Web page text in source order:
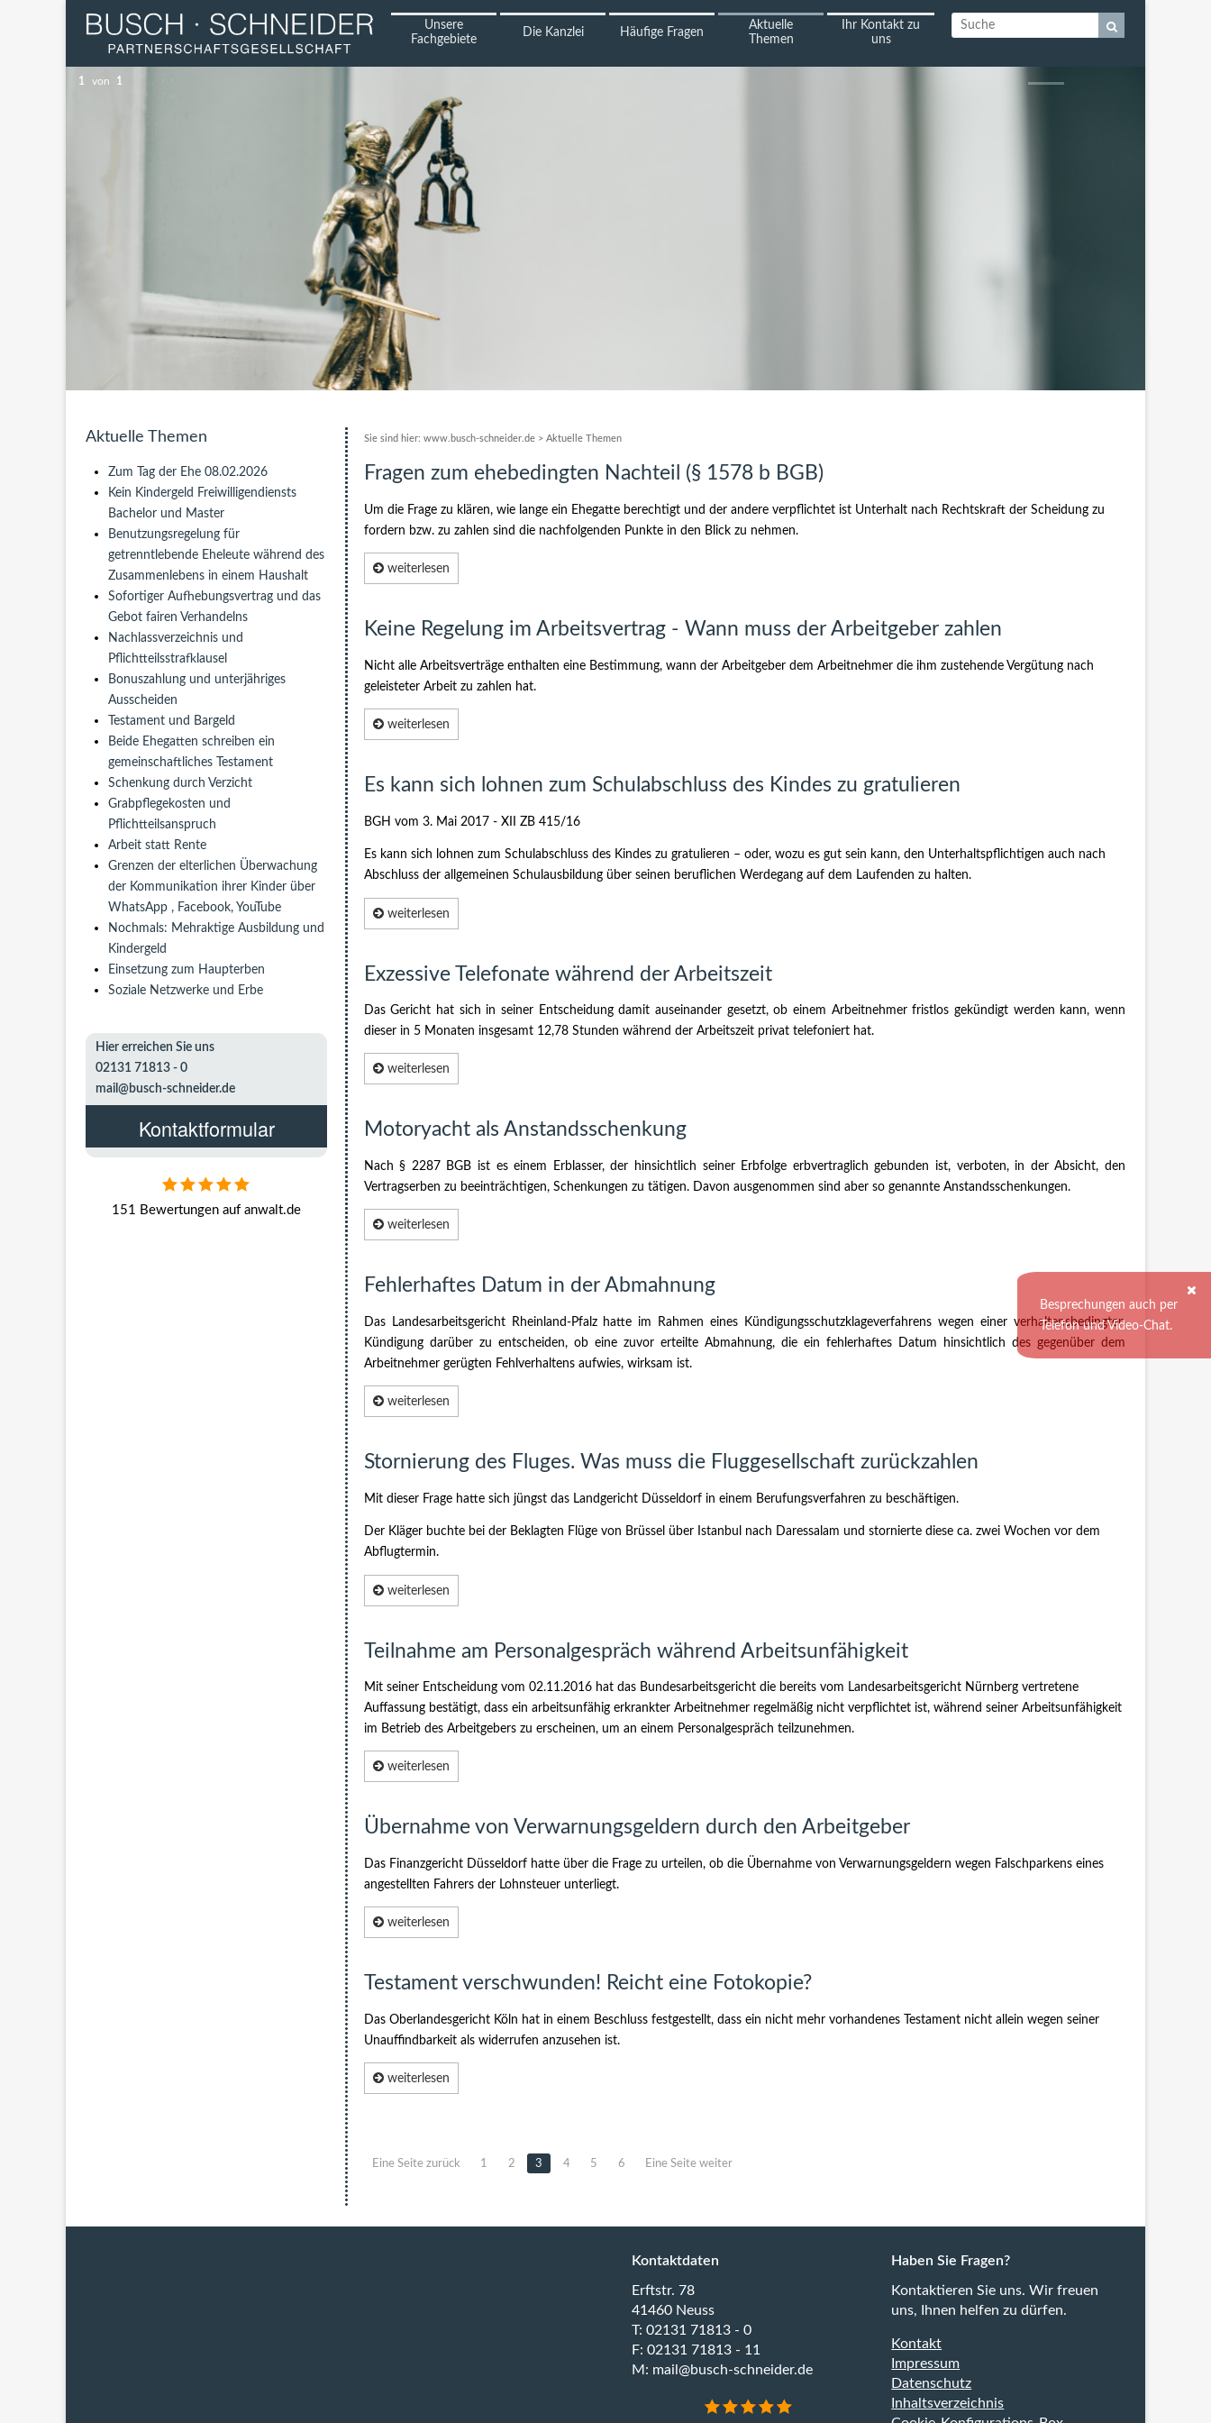
Unsere
Fachgebiete
Die Kanzlei Häufige Fragen
Aktuelle
Themen
Ihr Kontakt zu
uns
1 von 1
Aktuelle Themen
Zum Tag der Ehe 08.02.2026
Kein Kindergeld Freiwilligendiensts
Bachelor und Master
Benutzungsregelung für
getrenntlebende Eheleute während des
Zusammenlebens in einem Haushalt
Sofortiger Aufhebungsvertrag und das
Gebot fairen Verhandelns
Nachlassverzeichnis und
Pflichtteilsstrafklausel
Bonuszahlung und unterjähriges
Ausscheiden
Testament und Bargeld
Beide Ehegatten schreiben ein
gemeinschaftliches Testament
Schenkung durch Verzicht
Grabpflegekosten und
Pflichtteilsanspruch
Arbeit statt Rente
Grenzen der elterlichen Überwachung
der Kommunikation ihrer Kinder über
WhatsApp , Facebook, YouTube
Nochmals: Mehraktige Ausbildung und
Kindergeld
Einsetzung zum Haupterben
Soziale Netzwerke und Erbe
Hier erreichen Sie uns
02131 71813 - 0
mail@busch-schneider.de
Kontaktformular
151 Bewertungen auf anwalt.de
Sie sind hier: www.busch-schneider.de > Aktuelle Themen
Fragen zum ehebedingten Nachteil (§ 1578 b BGB)
Um die Frage zu klären, wie lange ein Ehegatte berechtigt und der andere verpflichtet ist Unterhalt nach Rechtskraft der Scheidung zu
fordern bzw. zu zahlen sind die nachfolgenden Punkte in den Blick zu nehmen.
weiterlesen
Keine Regelung im Arbeitsvertrag - Wann muss der Arbeitgeber zahlen
Nicht alle Arbeitsverträge enthalten eine Bestimmung, wann der Arbeitgeber dem Arbeitnehmer die ihm zustehende Vergütung nach
geleisteter Arbeit zu zahlen hat.
weiterlesen
Es kann sich lohnen zum Schulabschluss des Kindes zu gratulieren
BGH vom 3. Mai 2017 - XII ZB 415/16
Es kann sich lohnen zum Schulabschluss des Kindes zu gratulieren – oder, wozu es gut sein kann, den Unterhaltspflichtigen auch nach
Abschluss der allgemeinen Schulausbildung über seinen beruflichen Werdegang auf dem Laufenden zu halten.
weiterlesen
Exzessive Telefonate während der Arbeitszeit
Das Gericht hat sich in seiner Entscheidung damit auseinander gesetzt, ob einem Arbeitnehmer fristlos gekündigt werden kann, wenn
dieser in 5 Monaten insgesamt 12,78 Stunden während der Arbeitszeit privat telefoniert hat.
weiterlesen
Motoryacht als Anstandsschenkung
Nach § 2287 BGB ist es einem Erblasser, der hinsichtlich seiner Erbfolge erbvertraglich gebunden ist, verboten, in der Absicht, den
Vertragserben zu beeinträchtigen, Schenkungen zu tätigen. Davon ausgenommen sind aber so genannte Anstandsschenkungen.
weiterlesen
Fehlerhaftes Datum in der Abmahnung
Das Landesarbeitsgericht Rheinland-Pfalz hatte im Rahmen eines Kündigungsschutzklageverfahrens wegen einer verhaltensbedingten
Kündigung darüber zu entscheiden, ob eine zuvor erteilte Abmahnung, die ein fehlerhaftes Datum hinsichtlich des gegenüber dem
Arbeitnehmer gerügten Fehlverhaltens aufwies, wirksam ist.
weiterlesen
Stornierung des Fluges. Was muss die Fluggesellschaft zurückzahlen
Mit dieser Frage hatte sich jüngst das Landgericht Düsseldorf in einem Berufungsverfahren zu beschäftigen.
Der Kläger buchte bei der Beklagten Flüge von Brüssel über Istanbul nach Daressalam und stornierte diese ca. zwei Wochen vor dem
Abflugtermin.
weiterlesen
Teilnahme am Personalgespräch während Arbeitsunfähigkeit
Mit seiner Entscheidung vom 02.11.2016 hat das Bundesarbeitsgericht die bereits vom Landesarbeitsgericht Nürnberg vertretene
Auffassung bestätigt, dass ein arbeitsunfähig erkrankter Arbeitnehmer regelmäßig nicht verpflichtet ist, während seiner Arbeitsunfähigkeit
im Betrieb des Arbeitgebers zu erscheinen, um an einem Personalgespräch teilzunehmen.
weiterlesen
Übernahme von Verwarnungsgeldern durch den Arbeitgeber
Das Finanzgericht Düsseldorf hatte über die Frage zu urteilen, ob die Übernahme von Verwarnungsgeldern wegen Falschparkens eines
angestellten Fahrers der Lohnsteuer unterliegt.
weiterlesen
Testament verschwunden! Reicht eine Fotokopie?
Das Oberlandesgericht Köln hat in einem Beschluss festgestellt, dass ein nicht mehr vorhandenes Testament nicht allein wegen seiner
Unauffindbarkeit als widerrufen anzusehen ist.
weiterlesen
Eine Seite zurück 1 2 3 4 5 6 Eine Seite weiter
Kontaktdaten
Erftstr. 78
41460 Neuss
T: 02131 71813 - 0
F: 02131 71813 - 11
M: mail@busch-schneider.de
Haben Sie Fragen?
Kontaktieren Sie uns.Wir freuen
uns, Ihnen helfen zu dürfen.
Kontakt
Impressum
Datenschutz
Inhaltsverzeichnis
Besprechungen auch per
Telefon und Video-Chat.